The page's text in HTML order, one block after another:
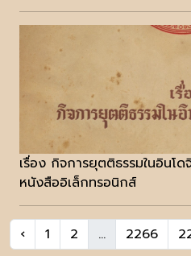
เรื่อง กิจการยุตติธรรมในอินโ
หนังสืออิเล็กทรอนิกส์
‹ 1 2 ... 2266